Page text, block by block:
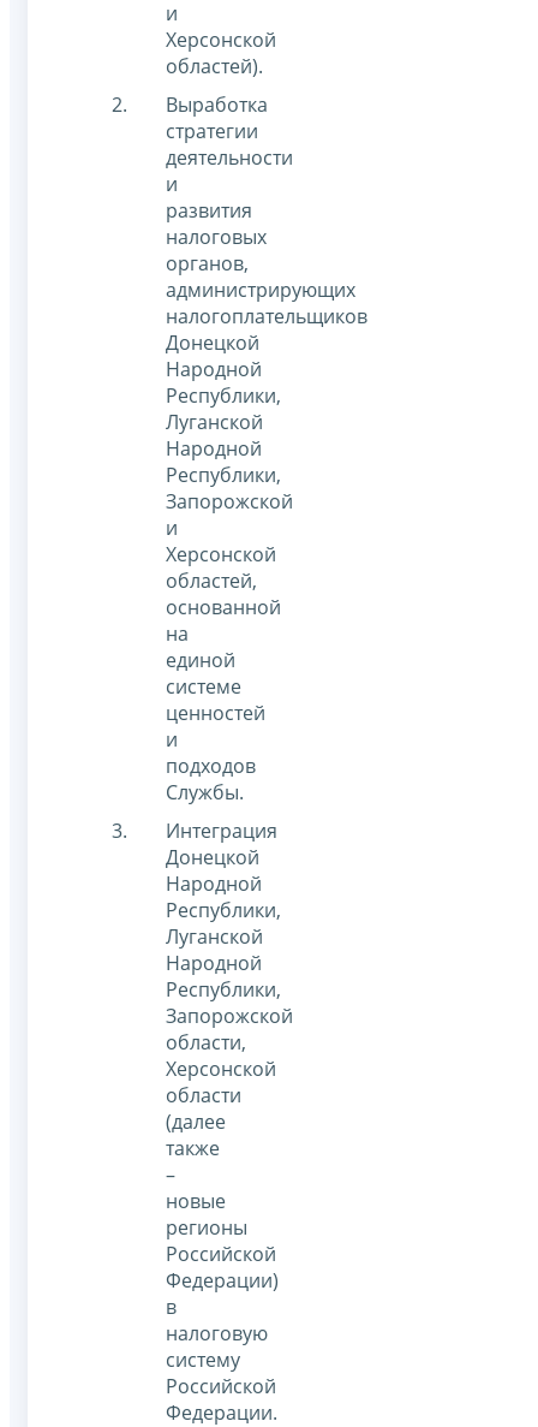
и
Херсонской
областей).
Выработка
стратегии
деятельности
и
развития
налоговых
органов,
администрирующих
налогоплательщиков
Донецкой
Народной
Республики,
Луганской
Народной
Республики,
Запорожской
и
Херсонской
областей,
основанной
на
единой
системе
ценностей
и
подходов
Службы.
Интеграция
Донецкой
Народной
Республики,
Луганской
Народной
Республики,
Запорожской
области,
Херсонской
области
(далее
также
–
новые
регионы
Российской
Федерации)
в
налоговую
систему
Российской
Федерации.